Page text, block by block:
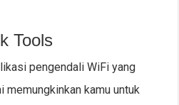
Tools
pengendali WiFi yang
memungkinkan kamu untuk